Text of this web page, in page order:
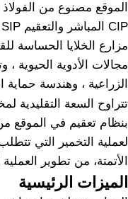
مزارع الخلايا
مجالات الأدوية الحيوية ،
الزراعية ، وهندسة حماية
تتراوح السعة التقليدية
لعملية التخمير التي
الأتمتة، من تطوير
الميزات الرئيسية